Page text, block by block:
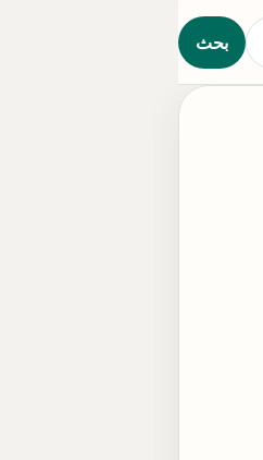
بحث